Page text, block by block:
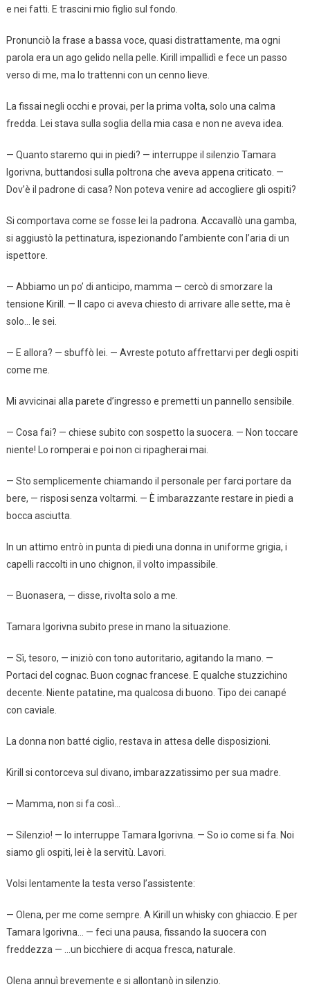
e nei fatti. E trascini mio figlio sul fondo.
Pronunciò la frase a bassa voce, quasi distrattamente, ma ogni
parola era un ago gelido nella pelle. Kirill impallidì e fece un passo
verso di me, ma lo trattenni con un cenno lieve.
La fissai negli occhi e provai, per la prima volta, solo una calma
fredda. Lei stava sulla soglia della mia casa e non ne aveva idea.
— Quanto staremo qui in piedi? — interruppe il silenzio Tamara
Igorivna, buttandosi sulla poltrona che aveva appena criticato. —
Dov’è il padrone di casa? Non poteva venire ad accogliere gli ospiti?
Si comportava come se fosse lei la padrona. Accavallò una gamba,
si aggiustò la pettinatura, ispezionando l’ambiente con l’aria di un
ispettore.
— Abbiamo un po’ di anticipo, mamma — cercò di smorzare la
tensione Kirill. — Il capo ci aveva chiesto di arrivare alle sette, ma è
solo… le sei.
— E allora? — sbuffò lei. — Avreste potuto affrettarvi per degli ospiti
come me.
Mi avvicinai alla parete d’ingresso e premetti un pannello sensibile.
— Cosa fai? — chiese subito con sospetto la suocera. — Non toccare
niente! Lo romperai e poi non ci ripagherai mai.
— Sto semplicemente chiamando il personale per farci portare da
bere, — risposi senza voltarmi. — È imbarazzante restare in piedi a
bocca asciutta.
In un attimo entrò in punta di piedi una donna in uniforme grigia, i
capelli raccolti in uno chignon, il volto impassibile.
— Buonasera, — disse, rivolta solo a me.
Tamara Igorivna subito prese in mano la situazione.
— Sì, tesoro, — iniziò con tono autoritario, agitando la mano. —
Portaci del cognac. Buon cognac francese. E qualche stuzzichino
decente. Niente patatine, ma qualcosa di buono. Tipo dei canapé
con caviale.
La donna non batté ciglio, restava in attesa delle disposizioni.
Kirill si contorceva sul divano, imbarazzatissimo per sua madre.
— Mamma, non si fa così…
— Silenzio! — lo interruppe Tamara Igorivna. — So io come si fa. Noi
siamo gli ospiti, lei è la servitù. Lavori.
Volsi lentamente la testa verso l’assistente:
— Olena, per me come sempre. A Kirill un whisky con ghiaccio. E per
Tamara Igorivna… — feci una pausa, fissando la suocera con
freddezza — …un bicchiere di acqua fresca, naturale.
Olena annuì brevemente e si allontanò in silenzio.